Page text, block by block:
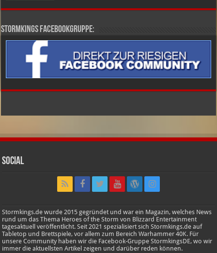
Stormkings Facebookgruppe:
Social
Stormkings.de wurde 2015 gegründet und war ein Magazin, welches News
rund um das Thema Heroes of the Storm von Blizzard Entertainment
tagesaktuell veröffentlicht. Seit 2021 spezialisiert sich Stormkings.de auf
Tabletop und Brettspiele, vor allem zum Bereich Warhammer 40K. Für
unsere Community haben wir die Facebook-Gruppe StormkingsDE, wo wir
immer die aktuellsten Artikel zeigen und darüber reden können.